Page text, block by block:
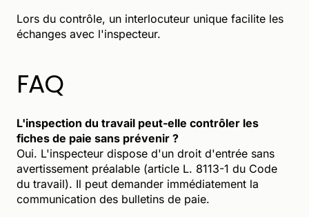
Lors du contrôle, un interlocuteur unique facilite les
échanges avec l'inspecteur.
FAQ
L'inspection du travail peut-elle contrôler les
fiches de paie sans prévenir ?
Oui. L'inspecteur dispose d'un droit d'entrée sans
avertissement préalable (article L. 8113-1 du Code
du travail). Il peut demander immédiatement la
communication des bulletins de paie.